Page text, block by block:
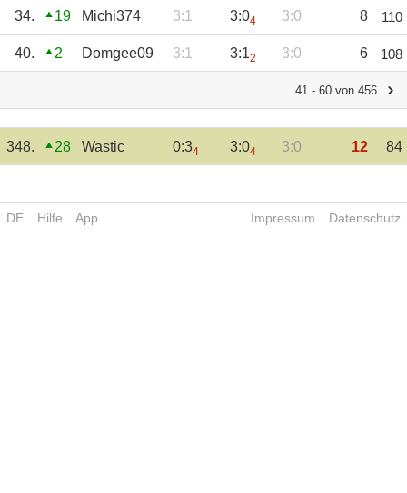
34. 19 Michi374 3:1 3:04 3:0 8 110
40. 2 Domgee09 3:1 3:12 3:0 6 108
41 - 60 von 456
348. 28 Wastic 0:34 3:04 3:0 12 84
DE Hilfe App Impressum Datenschutz